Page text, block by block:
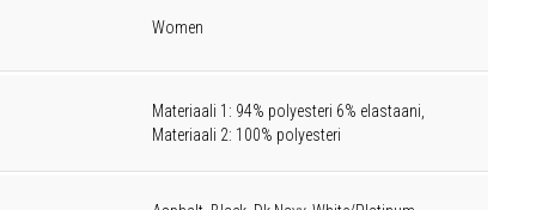
Women
Materiaali 1: 94% polyesteri 6% elastaani,
Materiaali 2: 100% polyesteri